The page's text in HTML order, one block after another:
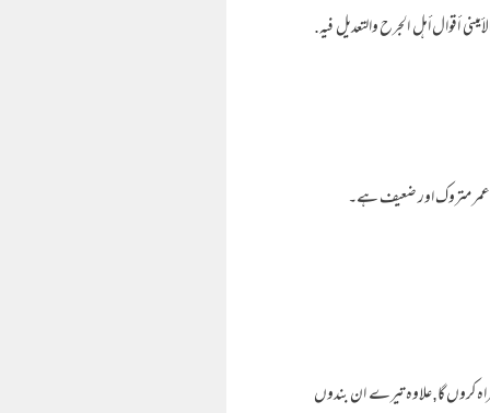
الأميني أقوال أهل الجرح والتعديل فيه.
عمر متروک اور ضعیف ہے۔
کروں گا,علاوہ تیرے ان بندوں